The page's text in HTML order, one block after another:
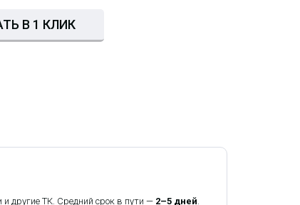
В 1 КЛИК
другие ТК. Средний срок в пути — 2–5 дней.